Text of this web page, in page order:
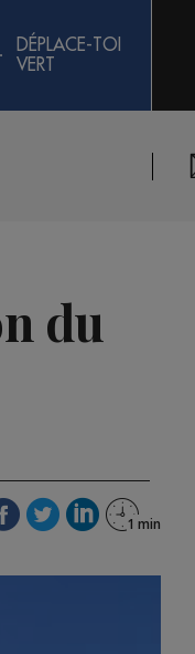
DÉPLACE-TOI
VERT
du